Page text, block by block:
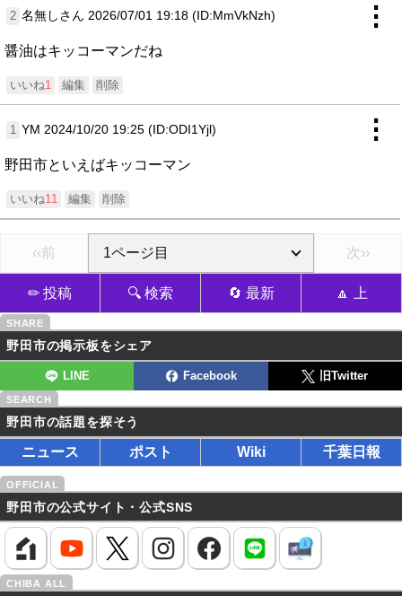
2 名無しさん 2026/07/01 19:18 (ID:MmVkNzh) ⋮
醤油はキッコーマンだね
いいね1 編集 削除
1 YM 2024/10/20 19:25 (ID:ODI1Yjl) ⋮
野田市といえばキッコーマン
いいね11 編集 削除
‹‹前 次››
✏ 投稿 🔍 検索 🔄 最新 🔼 上
野田市の掲示板をシェア
LINE Facebook 旧Twitter
野田市の話題を探そう
ニュース ポスト Wiki 千葉日報
野田市の公式サイト・公式SNS